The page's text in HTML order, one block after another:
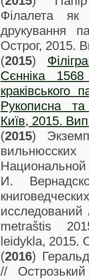
Філалета як
друкування
Острог, 2015.
(2015)
Сєнніка
Рукописна
Київ, 2015.
(2015)
И.
metraštis
leidykla, 2015.
(2016)
//